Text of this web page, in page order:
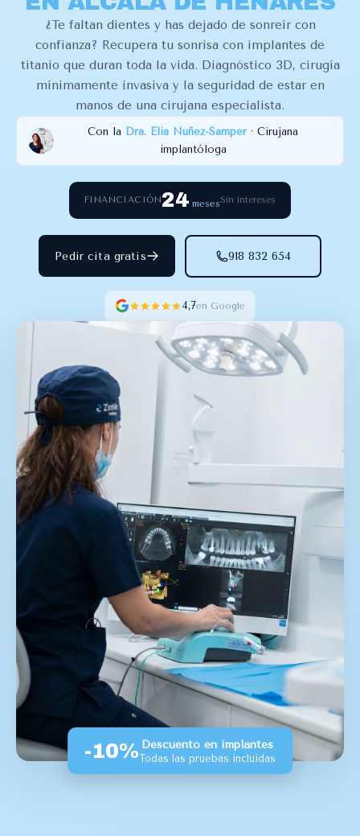
¿Te faltan dientes y has dejado de sonreír con
confianza? Recupera tu sonrisa con implantes de
titanio que duran toda la vida. Diagnóstico 3D, cirugía
mínimamente invasiva y la seguridad de estar en
manos de una cirujana especialista.
Con la Dra. Elia Núñez-Samper · Cirujana
implantóloga
FINANCIACIÓN24 mesesSin intereses
Pedir cita gratis 918 832 654
4,7en Google
-10% Descuento en implantes
Todas las pruebas incluidas